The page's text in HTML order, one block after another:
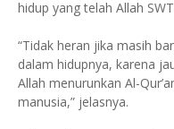
hidup yang telah Allah
“Tidak heran jika masih
dalam hidupnya, karena
Allah menurunkan Al-
manusia,” jelasnya.